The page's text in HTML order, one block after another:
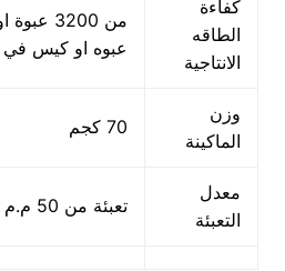
كفاءة
الطاقه
الانتاجية
عبوه او كيس في
وزن
الماكينة
70 كجم
معدل
التعبئة
تعبئة من 50 م.م حتي 1000 م.م